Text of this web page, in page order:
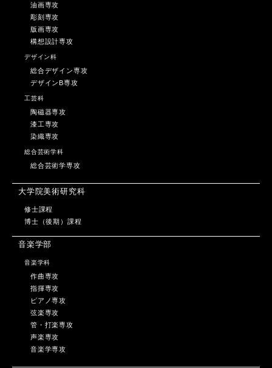
油画専攻
彫刻専攻
版画専攻
構想設計専攻
デザイン科
総合デザイン専攻
デザインB専攻
工芸科
陶磁器専攻
漆工専攻
染織専攻
総合芸術学科
総合芸術学専攻
大学院美術研究科
修士課程
博士（後期）課程
音楽学部
音楽学科
作曲専攻
指揮専攻
ピアノ専攻
弦楽専攻
管・打楽専攻
声楽専攻
音楽学専攻